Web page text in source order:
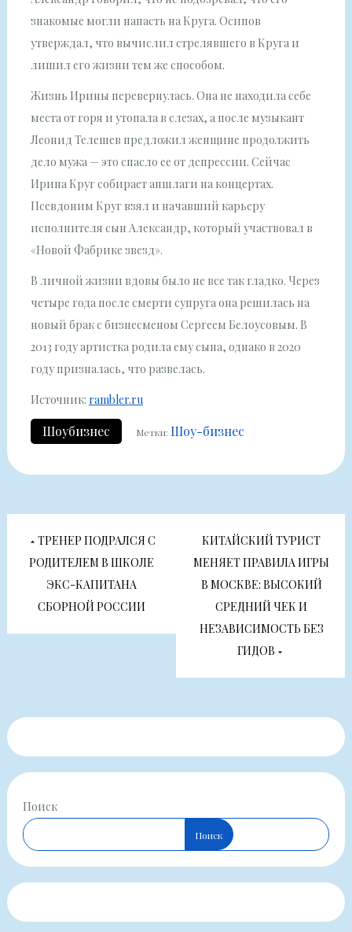
знакомые могли напасть на Круга. Осипов
утверждал, что вычислил стрелявшего в Круга и
лишил его жизни тем же способом.
Жизнь Ирины перевернулась. Она не находила себе
места от горя и утопала в слезах, а после музыкант
Леонид Телешев предложил женщине продолжить
дело мужа — это спасло ее от депрессии. Сейчас
Ирина Круг собирает аншлаги на концертах.
Псевдоним Круг взял и начавший карьеру
исполнителя сын Александр, который участвовал в
«Новой Фабрике звезд».
В личной жизни вдовы было не все так гладко. Через
четыре года после смерти супруга она решилась на
новый брак с бизнесменом Сергеем Белоусовым. В
2013 году артистка родила ему сына, однако в 2020
году призналась, что развелась.
Источник: rambler.ru
Шоубизнес Метки: Шоу-бизнес
Навигация
по
записям
ТРЕНЕР ПОДРАЛСЯ С
РОДИТЕЛЕМ В ШКОЛЕ
ЭКС-КАПИТАНА
СБОРНОЙ РОССИИ
КИТАЙСКИЙ ТУРИСТ
МЕНЯЕТ ПРАВИЛА ИГРЫ
В МОСКВЕ: ВЫСОКИЙ
СРЕДНИЙ ЧЕК И
НЕЗАВИСИМОСТЬ БЕЗ
ГИДОВ
Поиск
Поиск